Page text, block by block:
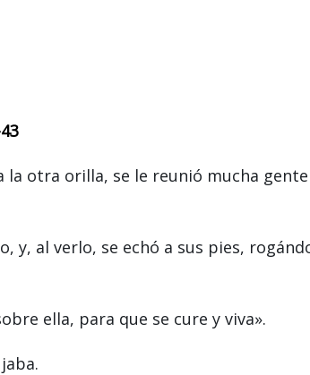
la otra orilla, se le reunió mucha
y, al verlo, se echó a sus pies,
ella, para que se cure y viva».